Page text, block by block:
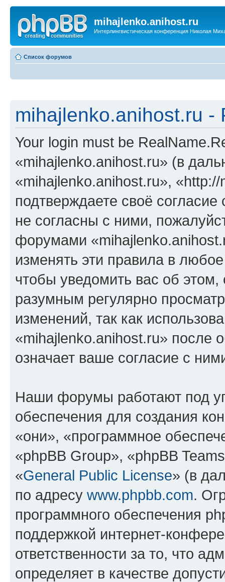
mihajlenko.anihost.ru
Интерлингвистическая конференция Николая
Список форумов
mihajlenko.anihost.ru -
Your login must be
«mihajlenko.anihost.ru» (в
«mihajlenko.anihost.ru»,
подтверждаете своё
не согласны с ними,
форумами
изменять эти правила в
чтобы уведомить вас об
разумным регулярно
изменений, так как
«mihajlenko.anihost.ru» после
означает ваше согласие с
Наши форумы работают под
обеспечения для создания
«они», «программное
«phpBB Group», «phpBB
«General Public License» (в
по адресу www.phpbb.com.
программного обеспечения
поддержкой интернет-
ответственности за то, что
определяет в качестве